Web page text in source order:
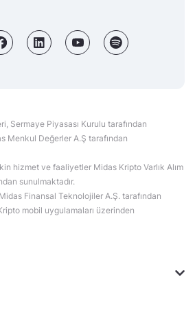
Sermaye Piyasası Kurulu tarafından
Menkul Değerler A.Ş tarafından
hizmet ve faaliyetler Midas Kripto Varlık Alım
sunulmaktadır.
Finansal Teknolojiler A.Ş. tarafından
mobil uygulamaları üzerinden